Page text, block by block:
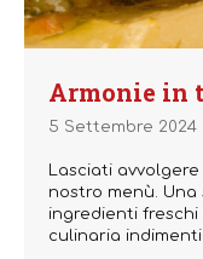
Armonie in
5 Settembre 2024
Lasciati
nostro menù.
ingredienti freschi
culinaria